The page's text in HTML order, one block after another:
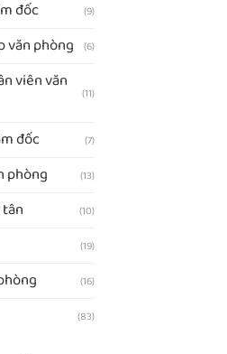
đốc (9)
văn phòng (6)
viên văn
(11)
đốc (7)
phòng (13)
(10)
(19)
(16)
(83)